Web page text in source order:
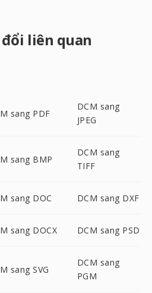
liên quan
sang PDF
DCM sang
JPEG
sang BMP
DCM sang
TIFF
sang DOC DCM sang DXF
sang DOCX DCM sang PSD
sang SVG
DCM sang
PGM